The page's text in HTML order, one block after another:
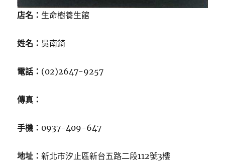
店名： 生命樹養生館
姓名： 吳南錡
電話： (02)2647-9257
傳真：
手機： 0937-409-647
地址：新北市汐止區新台五路二段112號3樓